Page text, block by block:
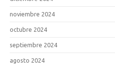
noviembre 2024
octubre 2024
septiembre 2024
agosto 2024